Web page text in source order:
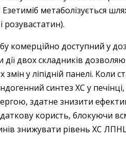
метаболізується
розувастатин).
комерційно доступний у
дії двох складників
у ліпідній панелі. Коли
синтез ХС у печінці,
здатне знизити
користь, блокуючи
знижувати рівень ХС